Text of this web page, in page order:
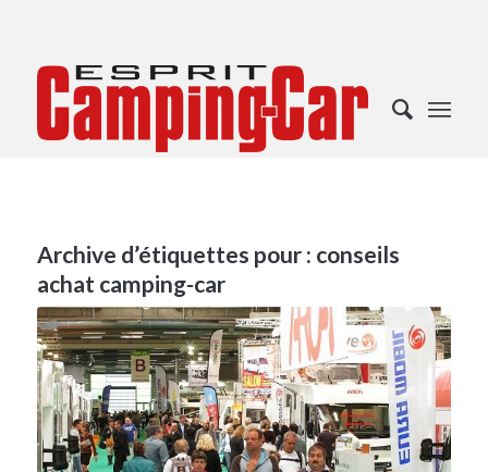
Archive d’étiquettes pour : conseils
achat camping-car